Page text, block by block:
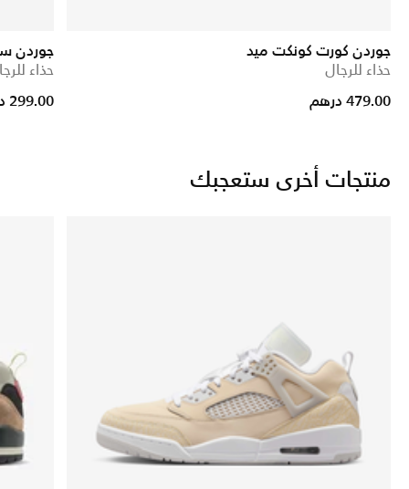
جوردن كورت كونكت ميد
حذاء للرجال
479.00 درهم
جوردن
حذاء
reduced from
to
299.00 درهم
منتجات أخرى ستعجبك